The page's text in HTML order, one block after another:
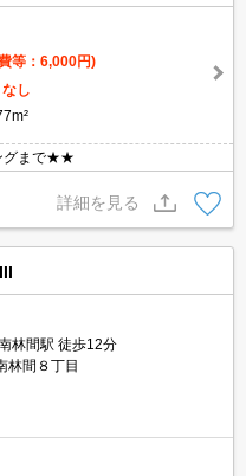
等：6,000円)
なし
グまで★★
詳細を見る
林間駅 徒歩12分
林間８丁目